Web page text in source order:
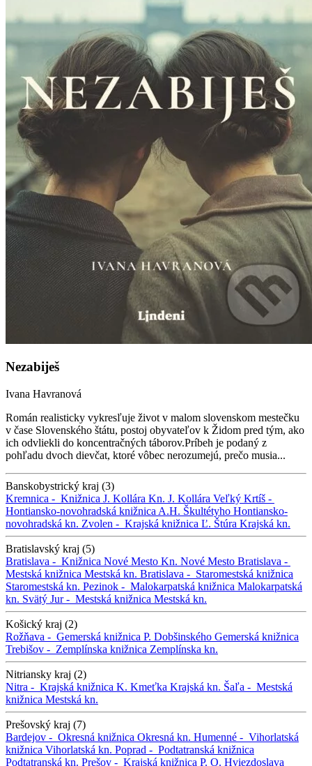
Nezabiješ
Ivana Havranová
Román realisticky vykresľuje život v malom slovenskom mestečku
v čase Slovenského štátu, postoj obyvateľov k Židom pred tým, ako
ich odvliekli do koncentračných táborov.Príbeh je podaný z
pohľadu dvoch dievčat, ktoré vôbec nerozumejú, prečo musia...
Banskobystrický kraj (3)
Kremnica - Knižnica J. Kollára Kn. J. Kollára Veľký Krtíš -
Hontiansko-novohradská knižnica A.H. Škultétyho Hontiansko-
novohradská kn. Zvolen - Krajská knižnica Ľ. Štúra Krajská kn.
Bratislavský kraj (5)
Bratislava - Knižnica Nové Mesto Kn. Nové Mesto Bratislava -
Mestská knižnica Mestská kn. Bratislava - Staromestská knižnica
Staromestská kn. Pezinok - Malokarpatská knižnica Malokarpatská
kn. Svätý Jur - Mestská knižnica Mestská kn.
Košický kraj (2)
Rožňava - Gemerská knižnica P. Dobšinského Gemerská knižnica
Trebišov - Zemplínska knižnica Zemplínska kn.
Nitriansky kraj (2)
Nitra - Krajská knižnica K. Kmeťka Krajská kn. Šaľa - Mestská
knižnica Mestská kn.
Prešovský kraj (7)
Bardejov - Okresná knižnica Okresná kn. Humenné - Vihorlatská
knižnica Vihorlatská kn. Poprad - Podtatranská knižnica
Podtatranská kn. Prešov - Krajská knižnica P. O. Hviezdoslava